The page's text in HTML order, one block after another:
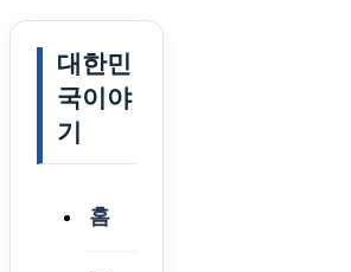
대한민
국이야
기
홈